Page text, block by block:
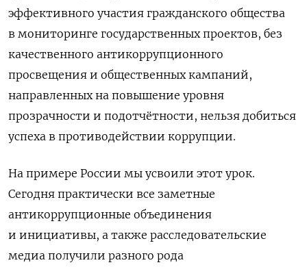
эффективного участия гражданского общества
в мониторинге государственных проектов, без
качественного антикоррупционного
просвещения и общественных кампаний,
направленных на повышение уровня
прозрачности и подотчётности, нельзя добиться
успеха в противодействии коррупции.
На примере России мы усвоили этот урок.
Сегодня практически все заметные
антикоррупционные объединения
и инициативы, а также расследовательские
медиа получили разного рода